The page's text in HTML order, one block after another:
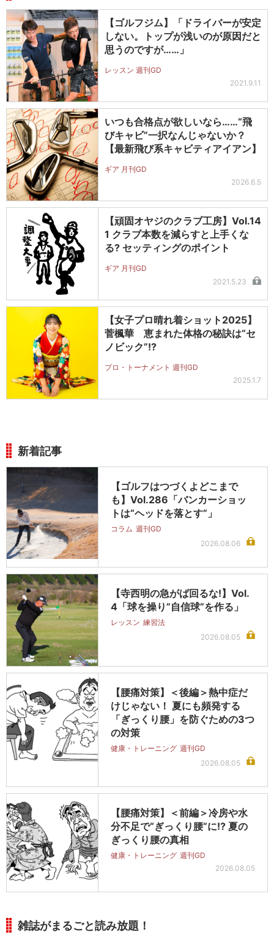
【ゴルフジム】「ドライバーが安定
しない。トップが浅いのが原因だと
思うのですが……」
レッスン 週刊GD
2021.9.11
いつも合格点が欲しいなら……“飛
びキャビ”一択なんじゃないか？
【最新飛び系キャビティアイアン】
ギア 月刊GD
2026.6.5
【頑固オヤジのクラブ工房】Vol.14
1 クラブ本数を減らすと上手くな
る? セッティングのポイント
ギア 月刊GD
2021.5.23
【女子プロ晴れ着ショット2025】
菅楓華 恵まれた体格の秘訣は“セ
ノビック”!?
プロ・トーナメント 週刊GD
2025.1.7
新着記事
【ゴルフはつづくよどこまで
も】Vol.286「バンカーショッ
トは“ヘッドを落とす”」
コラム 週刊GD
2026.08.06
【寺西明の急がば回るな!】Vol.
4「球を操り”自信球”を作る」
レッスン 練習法
2026.08.05
【腰痛対策】＜後編＞熱中症だ
けじゃない！ 夏にも頻発する
「ぎっくり腰」を防ぐための3つ
の対策
健康・トレーニング 週刊GD
2026.08.05
【腰痛対策】＜前編＞冷房や水
分不足で“ぎっくり腰”に!? 夏の
ぎっくり腰の真相
健康・トレーニング 週刊GD
2026.08.05
雑誌がまるごと読み放題！